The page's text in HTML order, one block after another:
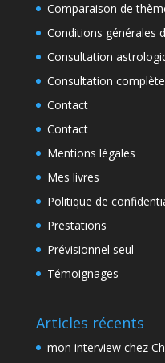
Comparaison de
Conditions générales
Consultation
Consultation
Contact
Contact
Mentions légales
Mes livres
Politique de
Prestations
Prévisionnel seul
Témoignages
Articles récents
mon interview chez